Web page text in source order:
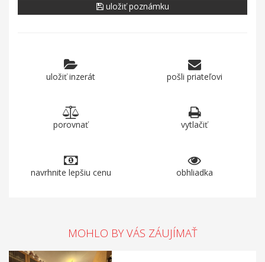
uložiť poznámku
uložiť inzerát pošli priateľovi
porovnať vytlačiť
navrhnite lepšiu cenu obhliadka
MOHLO BY VÁS ZÁUJÍMAŤ